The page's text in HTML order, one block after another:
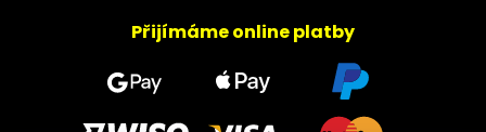
Přijímáme online platby